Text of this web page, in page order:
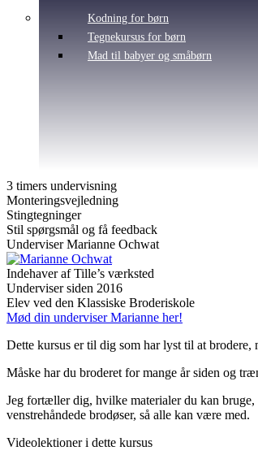
Kodning for børn
Tegnekursus for børn
Mad til babyer og småbørn
3 timers undervisning
Monteringsvejledning
Stingtegninger
Stil spørgsmål og få feedback
Underviser Marianne Ochwat
Indehaver af Tille’s værksted
Underviser siden 2016
Elev ved den Klassiske Broderiskole
Mød din underviser Marianne her!
Dette kursus er til dig som har lyst til at
Måske har du broderet for mange år siden og
Jeg fortæller dig, hvilke materialer du kan
venstrehåndede brodøser, så alle kan være med.
Videolektioner i dette kursus